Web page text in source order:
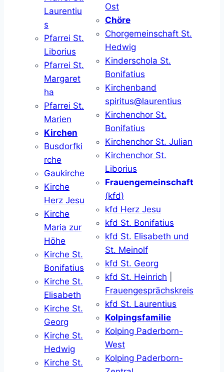
Laurentiu
s
Pfarrei St.
Liborius
Pfarrei St.
Margaret
ha
Pfarrei St.
Marien
Kirchen
Busdorfki
rche
Gaukirche
Kirche
Herz Jesu
Kirche
Maria zur
Höhe
Kirche St.
Bonifatius
Kirche St.
Elisabeth
Kirche St.
Georg
Kirche St.
Hedwig
Kirche St.
Ost
Chöre
Chorgemeinschaft St.
Hedwig
Kinderschola St.
Bonifatius
Kirchenband
spiritus@laurentius
Kirchenchor St.
Bonifatius
Kirchenchor St. Julian
Kirchenchor St.
Liborius
Frauengemeinschaft
(kfd)
kfd Herz Jesu
kfd St. Bonifatius
kfd St. Elisabeth und
St. Meinolf
kfd St. Georg
kfd St. Heinrich
Frauengesprächskreis
kfd St. Laurentius
Kolpingsfamilie
Kolping Paderborn-
West
Kolping Paderborn-